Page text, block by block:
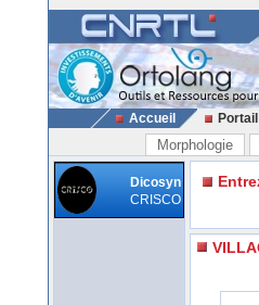
Accueil
Morphologie
Dicosyn
CRISCO